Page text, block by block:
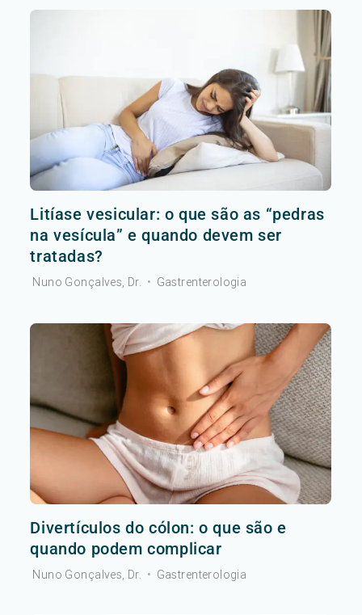
Litíase vesicular: o que são as “pedras
na vesícula” e quando devem ser
tratadas?
Nuno Gonçalves, Dr. • Gastrenterologia
Divertículos do cólon: o que são e
quando podem complicar
Nuno Gonçalves, Dr. • Gastrenterologia